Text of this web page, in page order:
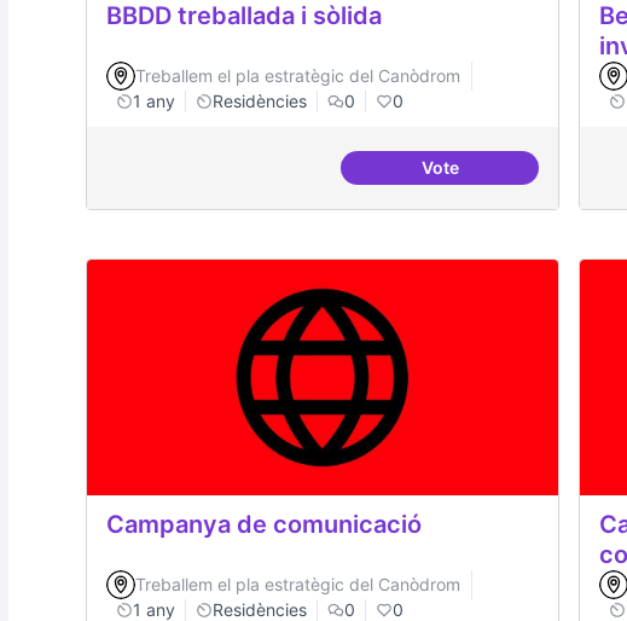
BBDD treballada i sòlida
Treballem el pla estratègic del Canòdrom
1 any
Residències 0 0
VoteBBDD treballada i sòlida
Campanya de comunicació
Treballem el pla estratègic del Canòdrom
1 any
Residències 0 0